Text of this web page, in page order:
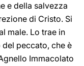
e della salvezza
di Cristo. Si
male. Lo trae in
del peccato, che è
Immacolato